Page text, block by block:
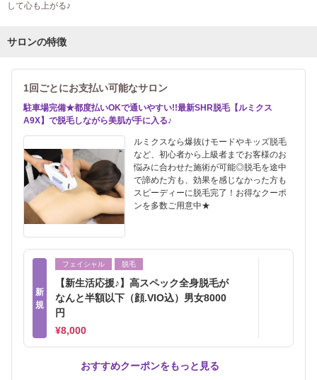
して心も上がる♪
サロンの特徴
1回ごとにお支払い可能なサロン
駐車場完備★都度払いOKで通いやすい!!最新SHR脱毛【ルミクス
A9X】で脱毛しながら美肌が手に入る♪
ルミクスなら爆抜けモードやキッズ脱毛
など、初心者から上級者までお客様のお
悩みに合わせた施術が可能◎脱毛を途中
で諦めた方も、効果を感じなかった方も
スピーディーに脱毛完了！お得なクーポ
ンを多数ご用意中★
新
規
フェイシャル 脱毛
【新生活応援♪】高スペック全身脱毛が
なんと半額以下（顔.VIO込）男女8000
円
¥8,000
おすすめクーポンをもっと見る